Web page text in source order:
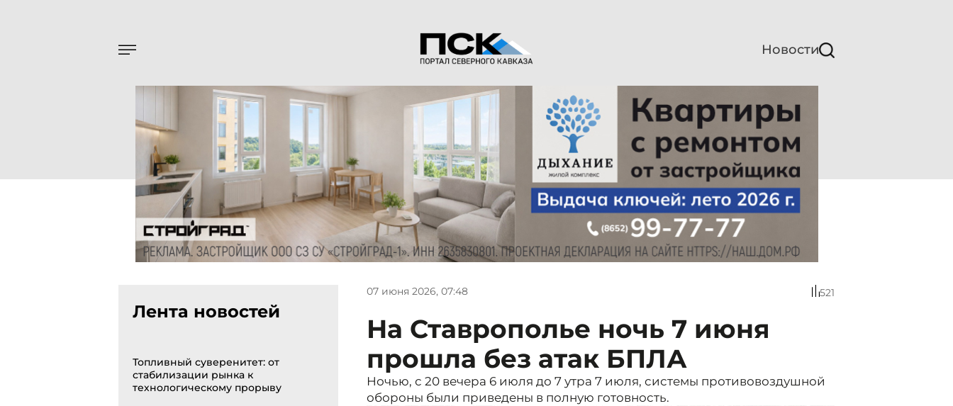
Новости
Лента новостей
Топливный суверенитет: от
стабилизации рынка к
технологическому прорыву
07 июня 2026, 07:48 521
На Ставрополье ночь 7 июня
прошла без атак БПЛА
Ночью, с 20 вечера 6 июля до 7 утра 7 июля, системы противовоздушной
обороны были приведены в полную готовность.